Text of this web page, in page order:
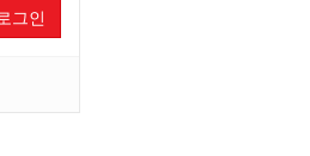
그인